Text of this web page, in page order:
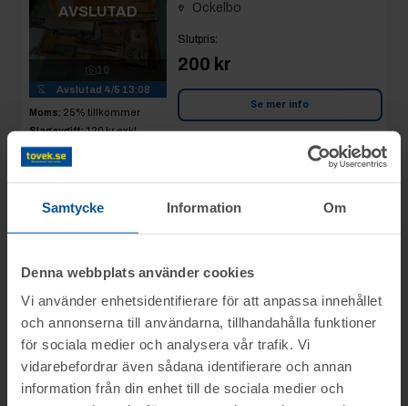
Samtycke Information Om
Denna webbplats använder cookies
Vi använder enhetsidentifierare för att anpassa innehållet
och annonserna till användarna, tillhandahålla funktioner
för sociala medier och analysera vår trafik. Vi
vidarebefordrar även sådana identifierare och annan
information från din enhet till de sociala medier och
AVSLUTAD
10
Avslutad 4/5 13:08
Moms: 25% tillkommer
Slagavgift:120 krexkl.
moms
Ockelbo
Slutpris:
200 kr
Se mer info
moms
Rop 25:
1 400 kr Sjolanderper
Se mer info